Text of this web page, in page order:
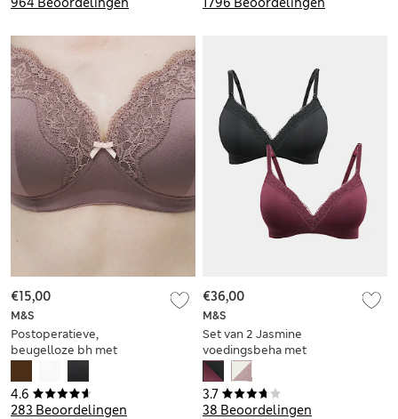
4.6
283 Beoordelingen
M&S
Postoperatieve,
beugelloze bh met
jasmijnkant (voor
cupmaten A-E)
€15,00
3.7
38 Beoordelingen
M&S
Set van 2 Jasmine
voedingsbeha met
kanten afwerking
voor cupmaten B-G
€36,00